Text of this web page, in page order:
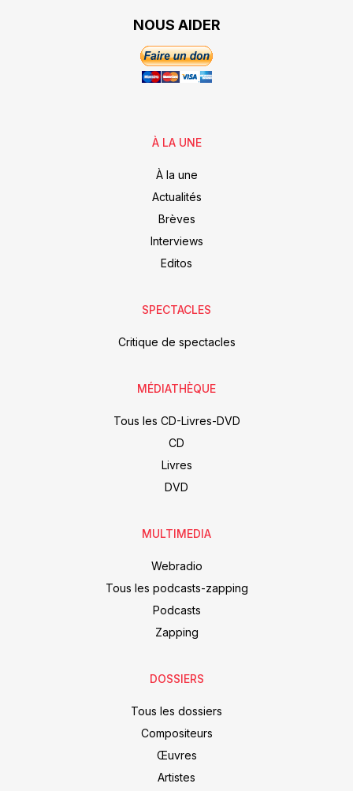
NOUS AIDER
À LA UNE
À la une
Actualités
Brèves
Interviews
Editos
SPECTACLES
Critique de spectacles
MÉDIATHÈQUE
Tous les CD-Livres-DVD
CD
Livres
DVD
MULTIMEDIA
Webradio
Tous les podcasts-zapping
Podcasts
Zapping
DOSSIERS
Tous les dossiers
Compositeurs
Œuvres
Artistes